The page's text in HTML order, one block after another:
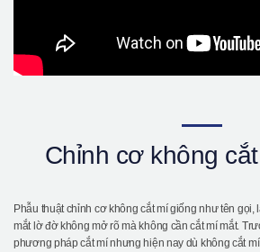
Chỉnh cơ không
Phẫu thuật chỉnh cơ không cắt mí giống như tên
mắt lờ đờ không mở rõ mà không cần cắt mí mắt.
phương pháp cắt mí nhưng hiện nay dù không cắt